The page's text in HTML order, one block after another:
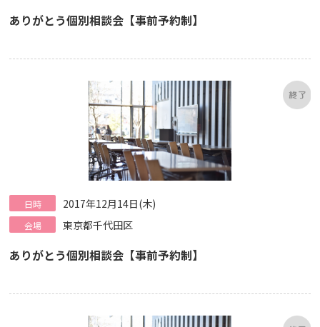
ありがとう個別相談会【事前予約制】
日時 2017年12月14日(木)
会場 東京都千代田区
ありがとう個別相談会【事前予約制】